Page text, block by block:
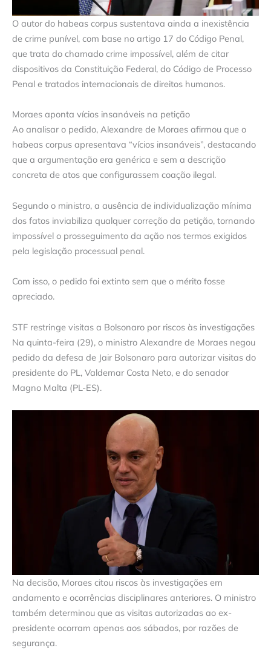
O autor do habeas corpus sustentava ainda a inexistência
de crime punível, com base no artigo 17 do Código Penal,
que trata do chamado crime impossível, além de citar
dispositivos da Constituição Federal, do Código de Processo
Penal e tratados internacionais de direitos humanos.
Moraes aponta vícios insanáveis na petição
Ao analisar o pedido, Alexandre de Moraes afirmou que o
habeas corpus apresentava “vícios insanáveis”, destacando
que a argumentação era genérica e sem a descrição
concreta de atos que configurassem coação ilegal.
Segundo o ministro, a ausência de individualização mínima
dos fatos inviabiliza qualquer correção da petição, tornando
impossível o prosseguimento da ação nos termos exigidos
pela legislação processual penal.
Com isso, o pedido foi extinto sem que o mérito fosse
apreciado.
STF restringe visitas a Bolsonaro por riscos às investigações
Na quinta-feira (29), o ministro Alexandre de Moraes negou
pedido da defesa de Jair Bolsonaro para autorizar visitas do
presidente do PL, Valdemar Costa Neto, e do senador
Magno Malta (PL-ES).
Na decisão, Moraes citou riscos às investigações em
andamento e ocorrências disciplinares anteriores. O ministro
também determinou que as visitas autorizadas ao ex-
presidente ocorram apenas aos sábados, por razões de
segurança.